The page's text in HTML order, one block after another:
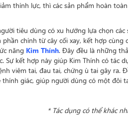
thính lực, thì các sản phẩm hoàn
tiêu dùng có xu hướng lựa chọn
chính từ cây cối xay, kết hợp cùng
năng Kim Thính. Đây đều là những
Sự kết hợp này giúp Kim Thính có tác
viêm tai, đau tai, chứng ù tai gây ra.
giác, giúp người dùng có một đôi
* Tác dụng có thể khác